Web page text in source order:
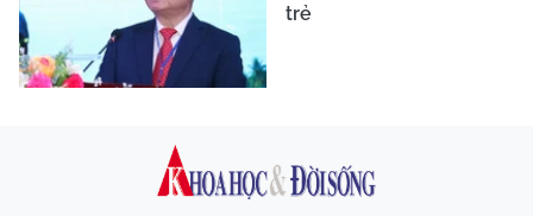
trẻ